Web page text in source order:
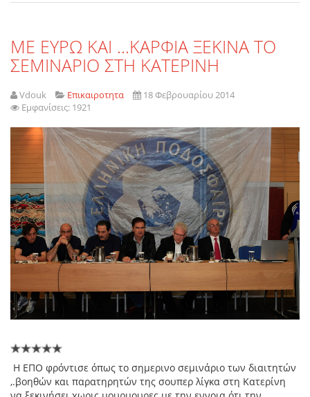
MΕ ΕΥΡΩ ΚΑΙ ...ΚΑΡΦΙΑ ΞΕΚΙΝΑ ΤΟ
ΣΕΜΙΝΑΡΙΟ ΣΤΗ ΚΑΤΕΡΙΝΗ
Vdouk Επικαιροτητα
18 Φεβρουαρίου 2014
Εμφανίσεις: 1921
Η ΕΠΟ φρόντισε όπως το σημερινο σεμινάριο των διαιτητών
,.βοηθών και παρατηρητών της σουπερ λίγκα στη Κατερίνη